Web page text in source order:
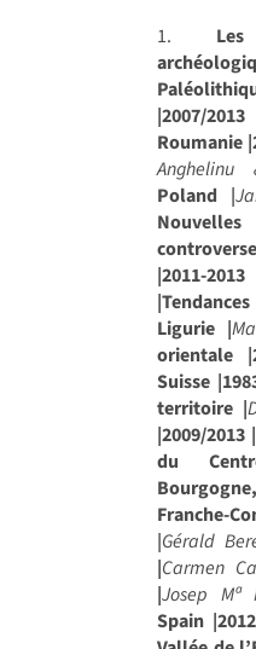
1.
|2007/2013
Roumanie
Anghelinu
Poland |
|2011-
Ligurie |
orientale
Suisse
territoire |
|2009/2013 |
du
Franche-
|Gérald
|Carmen
|Josep Mª
Spain